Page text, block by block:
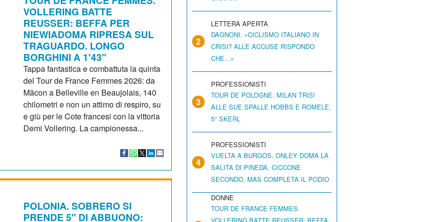
VOLLERING BATTE
REUSSER: BEFFA PER
NIEWIADOMA RIPRESA SUL
TRAGUARDO. LONGO
BORGHINI A 1'43"
Tappa fantastica e combattuta la quinta
del Tour de France Femmes 2026: da
Mâcon a Belleville en Beaujolais, 140
chilometri e non un attimo di respiro, su
e giù per le Cote francesi con la vittoria
Demi Vollering. La campionessa...
POLONIA. SOBRERO SI
PRENDE 5" DI ABBUONO:
2
LETTERA APERTA
DAGNONI. «CICLISMO ITALIANO IN
CRISI? ALLE ACCUSE RISPONDO
CHE...»
3
PROFESSIONISTI
TOUR DE POLOGNE. MILAN TRIS!
ALLE SUE SPALLE HOBBS E ROMELE.
5° SKERL
4
PROFESSIONISTI
VUELTA A BURGOS. ONLEY DOMA LA
SALITA DI PINEDA, CICCONE
SECONDO, MAS COMPLETA IL PODIO
DONNE
TOUR DE FRANCE FEMMES.